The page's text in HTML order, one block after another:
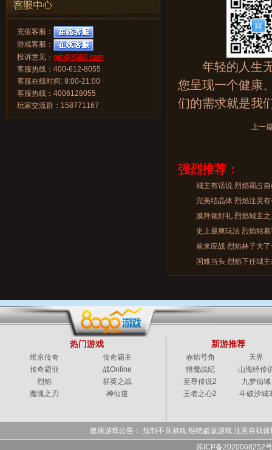
充值客服：
游戏客服：
投诉意见： gm@8090.com
客服热线：400-612-8055
客服在线时间: 9:00-21:00
客服热线：4006128055
玩家交流群：158771167
年轻的人生无
您呈现一个健康
们的需求就是我
上一
强烈推荐：
城主有话说 烈焰霸占
完美结晶体 烈焰注灵
膜拜领好礼 烈焰城主
史上最爽玩法 烈焰站
前来应战 烈焰林子大
国难当头 烈焰下任城
热门游戏
维京传奇
传奇霸主
传奇霸业
战Online
烈焰
群英之战
魔魂之刃
神仙道
新游推荐
赤焰号角
天界
猎魔战纪
山海经传
至尊传说2
九梦仙域
王者之心2
斗破沙城
健康游戏公告： 抵制不良游戏 拒绝盗版游戏 注意自我
苏ICP备2020068252